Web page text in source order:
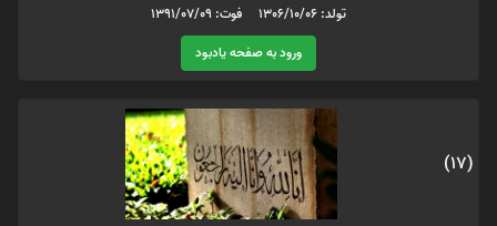
تولد: 1306/10/06 فوت: 1391/07/09
ورود به صفحه یادبود
(17)